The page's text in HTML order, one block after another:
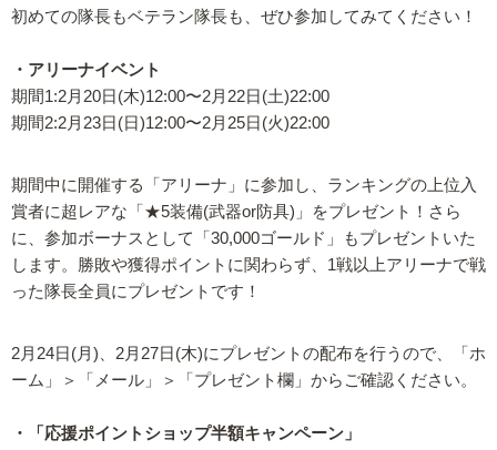
初めての隊長もベテラン隊長も、ぜひ参加してみてください！
・アリーナイベント
期間1:2月20日(木)12:00〜2月22日(土)22:00
期間2:2月23日(日)12:00〜2月25日(火)22:00
期間中に開催する「アリーナ」に参加し、ランキングの上位入
賞者に超レアな「★5装備(武器or防具)」をプレゼント！さら
に、参加ボーナスとして「30,000ゴールド」もプレゼントいた
します。勝敗や獲得ポイントに関わらず、1戦以上アリーナで戦
った隊長全員にプレゼントです！
2月24日(月)、2月27日(木)にプレゼントの配布を行うので、「ホ
ーム」＞「メール」＞「プレゼント欄」からご確認ください。
・「応援ポイントショップ半額キャンペーン」